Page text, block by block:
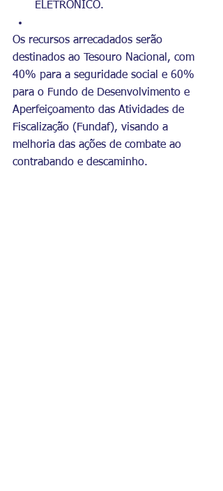
ELETRÔNICO.
Os recursos arrecadados serão
destinados ao Tesouro Nacional, com
40% para a seguridade social e 60%
para o Fundo de Desenvolvimento e
Aperfeiçoamento das Atividades de
Fiscalização (Fundaf), visando a
melhoria das ações de combate ao
contrabando e descaminho.